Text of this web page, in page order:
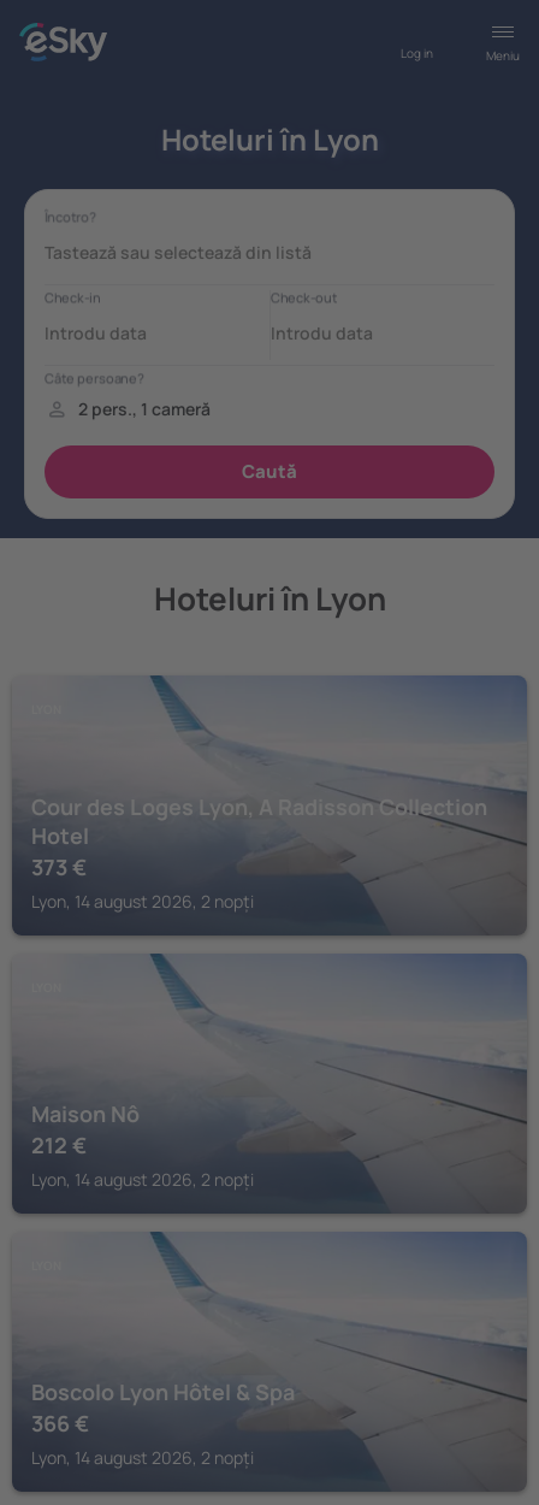
Meniu
Log in
Hoteluri în Lyon
Hoteluri în Lyon
Cour des Loges Lyon, A Radisson Collection
Hotel
373 €
Lyon, 14 august 2026, 2 nopți
Maison Nô
212 €
Lyon, 14 august 2026, 2 nopți
Boscolo Lyon Hôtel & Spa
366 €
Lyon, 14 august 2026, 2 nopți